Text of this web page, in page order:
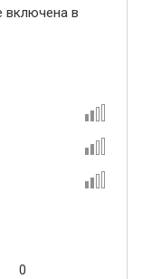
включена в
0